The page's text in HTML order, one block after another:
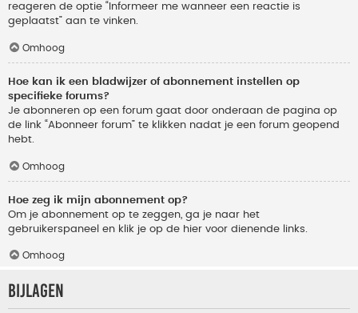
reageren de optie “Informeer me wanneer een reactie is
geplaatst” aan te vinken.
Omhoog
Hoe kan ik een bladwijzer of abonnement instellen op
specifieke forums?
Je abonneren op een forum gaat door onderaan de pagina op
de link “Abonneer forum” te klikken nadat je een forum geopend
hebt.
Omhoog
Hoe zeg ik mijn abonnement op?
Om je abonnement op te zeggen, ga je naar het
gebruikerspaneel en klik je op de hier voor dienende links.
Omhoog
Bijlagen